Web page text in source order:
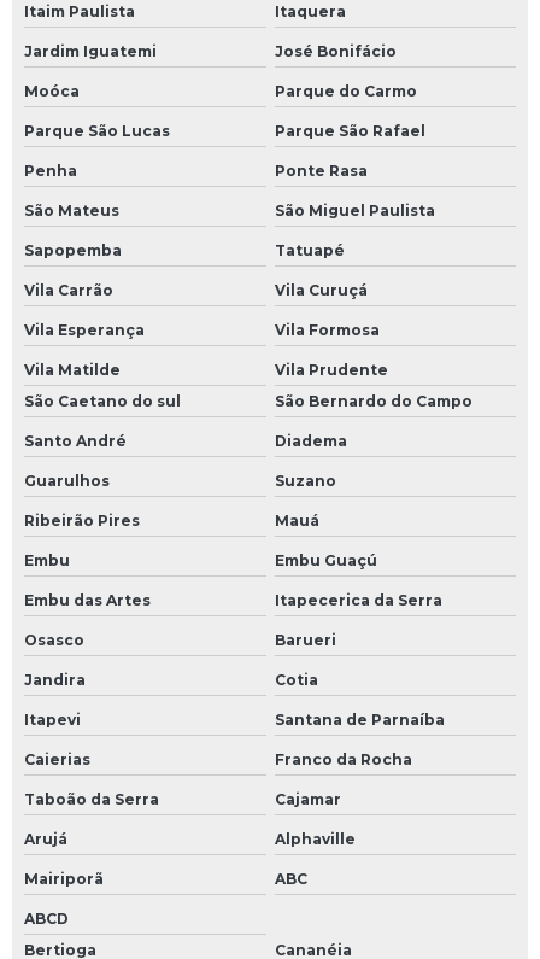
Itaim Paulista Itaquera
Jardim Iguatemi José Bonifácio
Moóca Parque do Carmo
Parque São Lucas Parque São Rafael
Penha Ponte Rasa
São Mateus São Miguel Paulista
Sapopemba Tatuapé
Vila Carrão Vila Curuçá
Vila Esperança Vila Formosa
Vila Matilde
Vila Prudente
São Caetano do sul
São Bernardo do Campo
Santo André Diadema
Guarulhos Suzano
Ribeirão Pires Mauá
Embu Embu Guaçú
Embu das Artes Itapecerica da Serra
Osasco Barueri
Jandira Cotia
Itapevi Santana de Parnaíba
Caierias Franco da Rocha
Taboão da Serra Cajamar
Arujá Alphaville
Mairiporã ABC
ABCD
Bertioga
Cananéia